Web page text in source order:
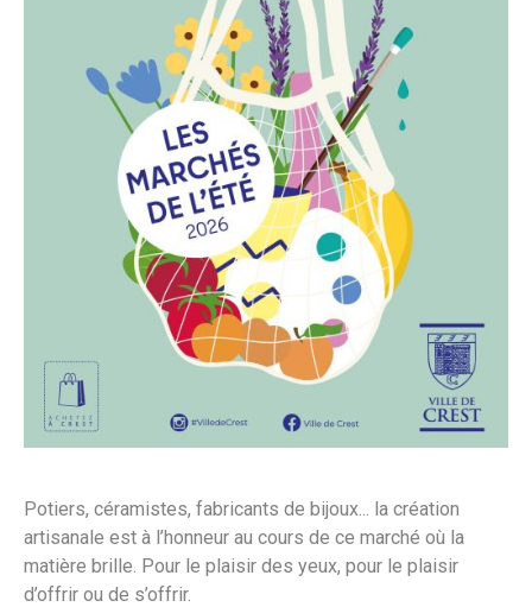
Potiers, céramistes, fabricants de bijoux... la création
artisanale est à l’honneur au cours de ce marché où la
matière brille. Pour le plaisir des yeux, pour le plaisir
d’offrir ou de s’offrir.